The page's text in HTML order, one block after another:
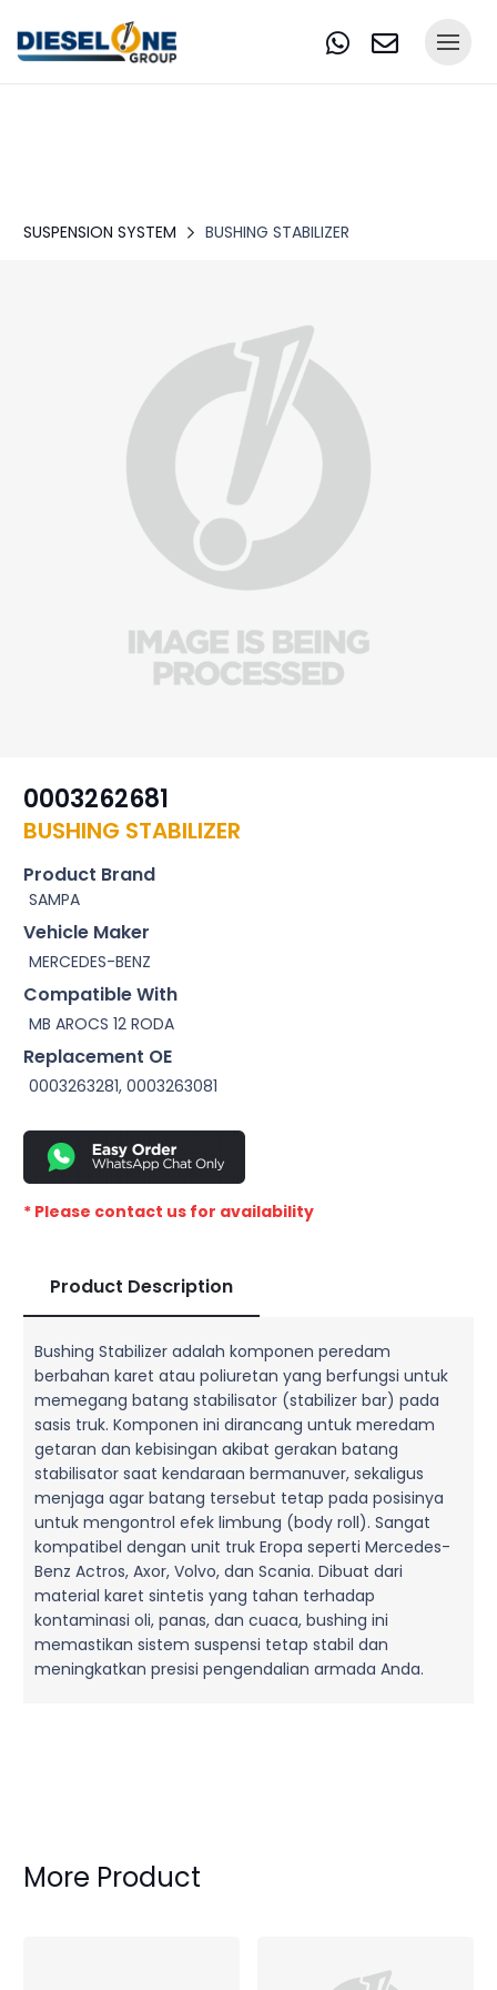
SUSPENSION SYSTEM BUSHING STABILIZER
0003262681
BUSHING STABILIZER
Product Brand
SAMPA
Vehicle Maker
MERCEDES-BENZ
Compatible With
MB AROCS 12 RODA
Replacement OE
0003263281, 0003263081
* Please contact us for availability
Product Description
Bushing Stabilizer adalah komponen peredam
berbahan karet atau poliuretan yang berfungsi untuk
memegang batang stabilisator (stabilizer bar) pada
sasis truk. Komponen ini dirancang untuk meredam
getaran dan kebisingan akibat gerakan batang
stabilisator saat kendaraan bermanuver, sekaligus
menjaga agar batang tersebut tetap pada posisinya
untuk mengontrol efek limbung (body roll). Sangat
kompatibel dengan unit truk Eropa seperti Mercedes-
Benz Actros, Axor, Volvo, dan Scania. Dibuat dari
material karet sintetis yang tahan terhadap
kontaminasi oli, panas, dan cuaca, bushing ini
memastikan sistem suspensi tetap stabil dan
meningkatkan presisi pengendalian armada Anda.
More Product